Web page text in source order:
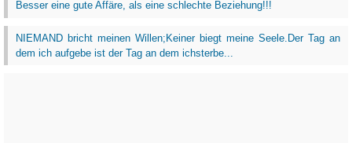
Besser eine gute Affäre, als eine schlechte Beziehung!!!
NIEMAND bricht meinen Willen;Keiner biegt meine Seele.Der Tag an
dem ich aufgebe ist der Tag an dem ichsterbe...